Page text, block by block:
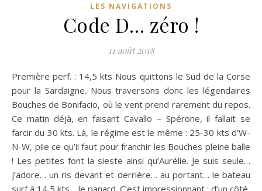
LES NAVIGATIONS
Code D… zéro !
11 août 2018
Première perf. : 14,5 kts Nous quittons le Sud de la Corse
pour la Sardaigne. Nous traversons donc les légendaires
Bouches de Bonifacio, où le vent prend rarement du repos.
Ce matin déjà, en faisant Cavallo – Spérone, il fallait se
farcir du 30 kts. Là, le régime est le même : 25-30 kts d’W-
N-W, pile ce qu’il faut pour franchir les Bouches pleine balle
! Les petites font la sieste ainsi qu’Aurélie. Je suis seule…
j’adore… un ris devant et derrière… au portant… le bateau
surf à 14,5 kts… le panard. C’est impressionnant : d’un côté,